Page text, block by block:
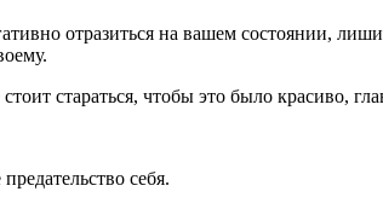
отразиться на вашем состоянии,
стараться, чтобы это было красиво,
себя.